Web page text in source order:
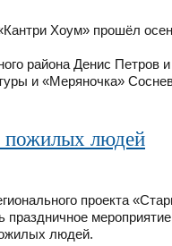
Хоум» прошёл
района Денис Петров
и «Меряночка»
людей
проекта
людей.